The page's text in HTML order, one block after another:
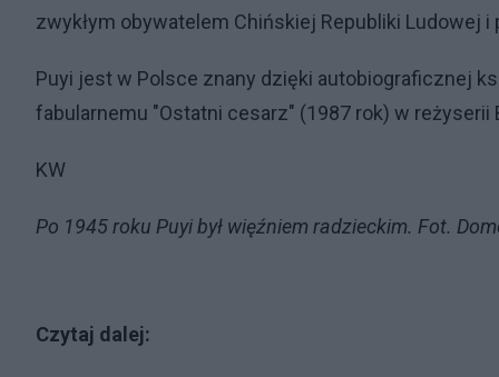
zwykłym obywatelem Chińskiej Republiki Ludowej
Puyi jest w Polsce znany dzięki autobiograficznej
fabularnemu "Ostatni cesarz" (1987 rok) w reżyserii
KW
Po 1945 roku Puyi był więźniem radzieckim. Fot.
Czytaj dalej: